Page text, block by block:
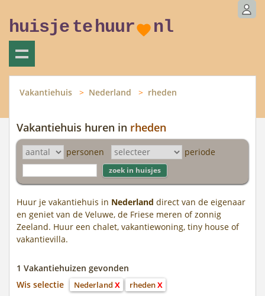
huisje tehuur nl
Vakantiehuis Nederland rheden
Vakantiehuis huren in rheden
personen periode
Huur je vakantiehuis in Nederland direct van de eigenaar
en geniet van de Veluwe, de Friese meren of zonnig
Zeeland. Huur een chalet, vakantiewoning, tiny house of
vakantievilla.
1 Vakantiehuizen gevonden
Wis selectie
Nederland X rhedenX